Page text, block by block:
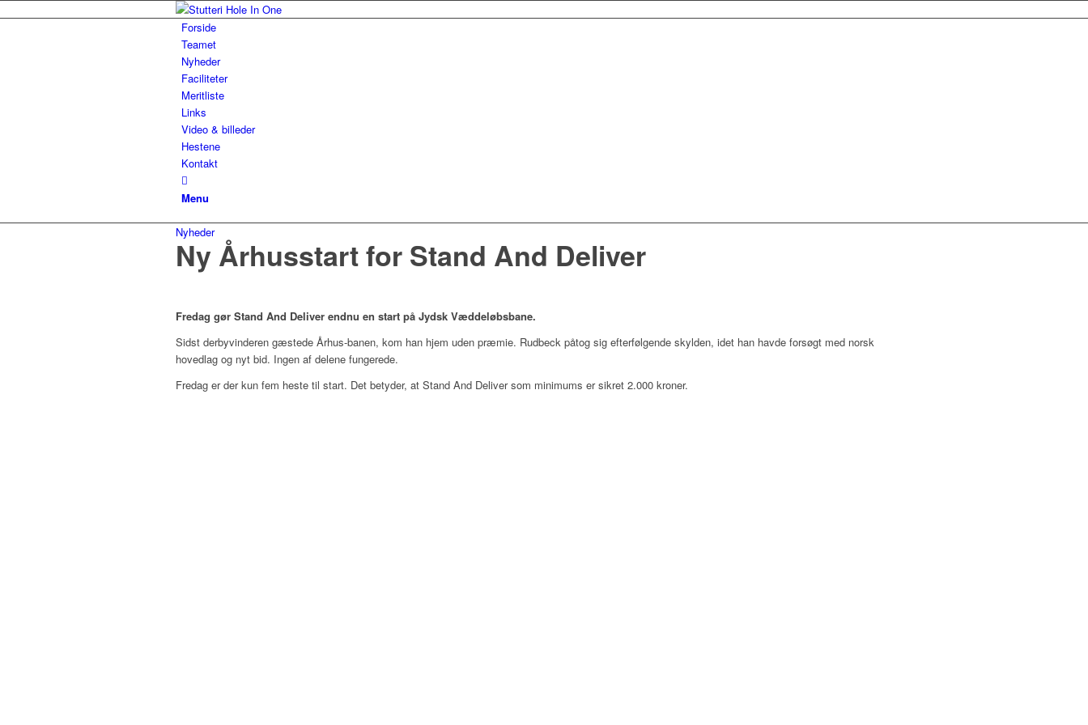
Forside
Teamet
Nyheder
Faciliteter
Meritliste
Links
Video & billeder
Hestene
Kontakt
Menu
Nyheder
Ny Århusstart for Stand And Deliver
Fredag gør Stand And Deliver endnu en start på Jydsk Væddeløbsbane.
Sidst derbyvinderen gæstede Århus-banen, kom han hjem uden præmie. Rudbeck påtog sig efterfølgende skylden, idet han havde forsøgt med norsk
hovedlag og nyt bid. Ingen af delene fungerede.
Fredag er der kun fem heste til start. Det betyder, at Stand And Deliver som minimums er sikret 2.000 kroner.